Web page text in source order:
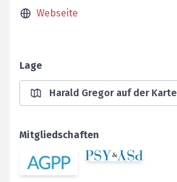
Webseite
Lage
Harald Gregor auf der Karte
Mitgliedschaften